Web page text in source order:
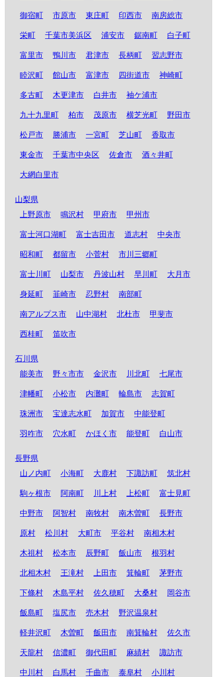
御宿町 市原市 東庄町 印西市 南房総市
栄町 千葉市美浜区 浦安市 鋸南町 白子町
富里市 鴨川市 君津市 長柄町 習志野市
睦沢町 館山市 富津市 四街道市 神崎町
多古町 木更津市 白井市 袖ケ浦市
九十九里町 柏市 茂原市 横芝光町 野田市
松戸市 勝浦市 一宮町 芝山町 香取市
東金市 千葉市中央区 佐倉市 酒々井町
大網白里市
山梨県
上野原市
鳴沢村 甲府市 甲州市
富士河口湖町 富士吉田市 道志村 中央市
昭和町 都留市 小菅村 市川三郷町
富士川町 山梨市 丹波山村 早川町 大月市
身延町 韮崎市 忍野村 南部町
南アルプス市 山中湖村 北杜市 甲斐市
西桂町 笛吹市
石川県
能美市
野々市市 金沢市 川北町 七尾市
津幡町 小松市 内灘町 輪島市 志賀町
珠洲市 宝達志水町 加賀市 中能登町
羽咋市 穴水町 かほく市 能登町 白山市
長野県
山ノ内町
小海町 大鹿村 下諏訪町 筑北村
駒ヶ根市 阿南町 川上村 上松町 富士見町
中野市 阿智村 南牧村 南木曽町 長野市
原村 松川村 大町市 平谷村 南相木村
木祖村 松本市 辰野町 飯山市 根羽村
北相木村 王滝村 上田市 箕輪町 茅野市
下條村 木島平村 佐久穂町 大桑村 岡谷市
飯島町 塩尻市 売木村 野沢温泉村
軽井沢町 木曽町 飯田市 南箕輪村 佐久市
天龍村 信濃町 御代田町 麻績村 諏訪市
中川村 白馬村 千曲市 泰阜村 小川村